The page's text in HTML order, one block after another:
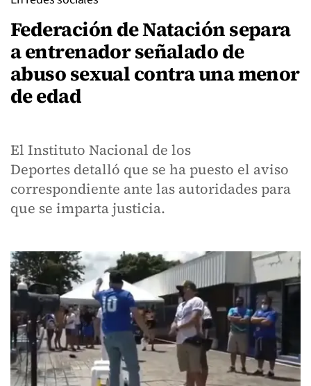
Federación de Natación separa
a entrenador señalado de
abuso sexual contra una menor
de edad
El Instituto Nacional de los
Deportes detalló que se ha puesto el aviso
correspondiente ante las autoridades para
que se imparta justicia.